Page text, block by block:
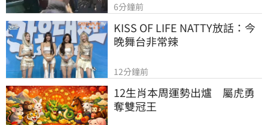
6分鐘前
KISS OF LIFE NATTY放話：今
晚舞台非常辣
12分鐘前
12生肖本周運勢出爐　屬虎勇
奪雙冠王